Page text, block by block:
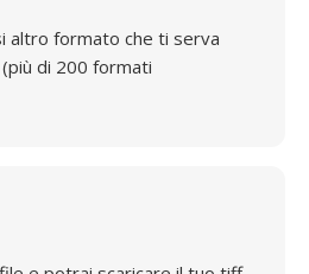
altro formato che ti serva
di 200 formati